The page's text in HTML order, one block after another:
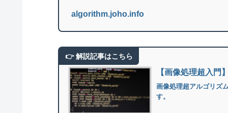
algorithm.joho.info
【画像処理超入門
画像処理超アルゴリズ
す。